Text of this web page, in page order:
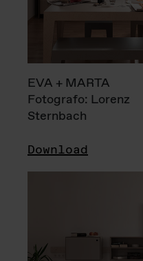
EVA + MARTA
Fotografo: Lorenz
Sternbach
Download